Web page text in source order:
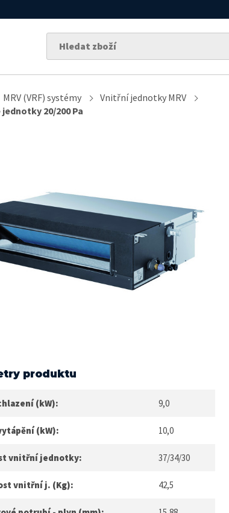
MRV (VRF) systémy
Vnitřní jednotky MRV
20/200 Pa
produktu
(kW): 9,0
(kW): 10,0
vnitřní jednotky: 37/34/30
vnitřní j. (Kg): 42,5